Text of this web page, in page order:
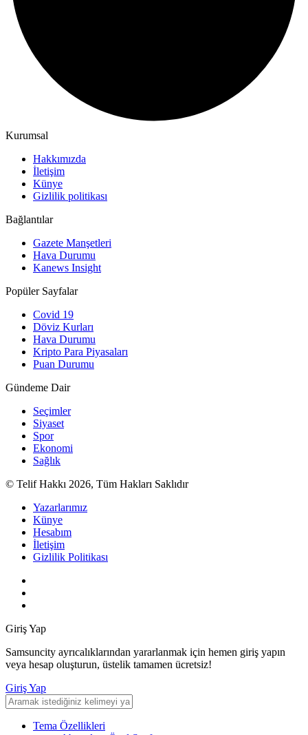
Kurumsal
Hakkımızda
İletişim
Künye
Gizlilik politikası
Bağlantılar
Gazete Manşetleri
Hava Durumu
Kanews Insight
Popüler Sayfalar
Covid 19
Döviz Kurları
Hava Durumu
Kripto Para Piyasaları
Puan Durumu
Gündeme Dair
Seçimler
Siyaset
Spor
Ekonomi
Sağlık
© Telif Hakkı 2026, Tüm Hakları Saklıdır
Yazarlarımız
Künye
Hesabım
İletişim
Gizlilik Politikası
Giriş Yap
Samsuncity ayrıcalıklarından yararlanmak için hemen giriş yapın
veya hesap oluşturun, üstelik tamamen ücretsiz!
Giriş Yap
Tema Özellikleri